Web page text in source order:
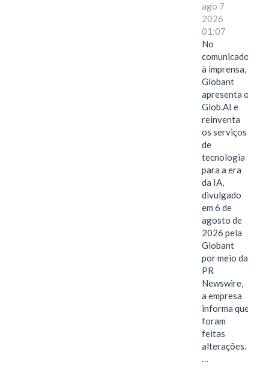
ago 7
2026
01:07
No
comunicado
à imprensa,
Globant
apresenta o
Glob.AI e
reinventa
os serviços
de
tecnologia
para a era
da IA,
divulgado
em 6 de
agosto de
2026 pela
Globant
por meio da
PR
Newswire,
a empresa
informa que
foram
feitas
alterações.
…